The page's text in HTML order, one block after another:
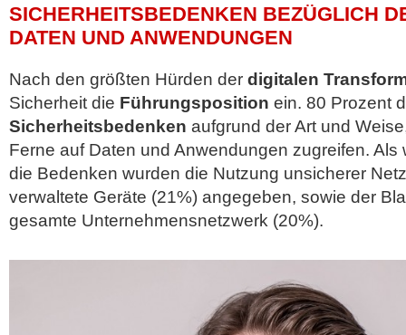
SICHERHEITSBEDENKEN BEZÜGLICH
DATEN UND ANWENDUNGEN
Nach den größten Hürden der digitalen
Sicherheit die Führungsposition ein. 80 Prozent
Sicherheitsbedenken aufgrund der Art und
Ferne auf Daten und Anwendungen zugreifen. Als
die Bedenken wurden die Nutzung unsicherer
verwaltete Geräte (21%) angegeben, sowie der
gesamte Unternehmensnetzwerk (20%).